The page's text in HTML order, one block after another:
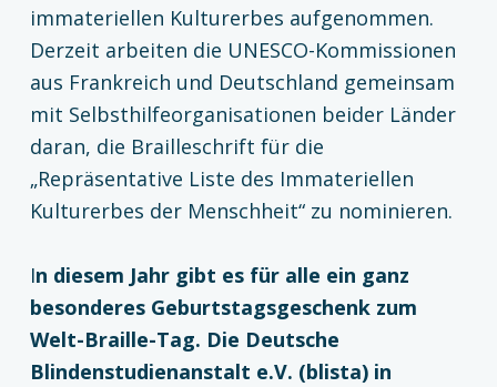
immateriellen Kulturerbes aufgenommen.
Derzeit arbeiten die UNESCO-Kommissionen
aus Frankreich und Deutschland gemeinsam
mit Selbsthilfeorganisationen beider Länder
daran, die Brailleschrift für die
„Repräsentative Liste des Immateriellen
Kulturerbes der Menschheit“ zu nominieren.
In diesem Jahr gibt es für alle ein ganz
besonderes Geburtstagsgeschenk zum
Welt-Braille-Tag. Die Deutsche
Blindenstudienanstalt e.V. (blista) in